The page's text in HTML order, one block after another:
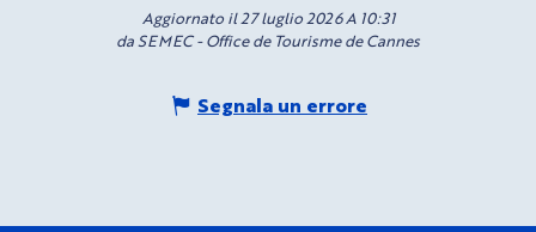
Aggiornato il 27 luglio 2026 A 10:31
da SEMEC - Office de Tourisme de Cannes
Segnala un errore